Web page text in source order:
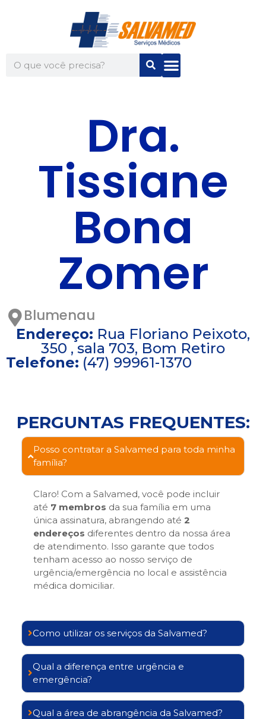
Dra.
Tissiane
Bona
Zomer
Blumenau
Endereço: Rua Floriano Peixoto,
350 , sala 703, Bom Retiro
Telefone: (47) 99961-1370
PERGUNTAS FREQUENTES:
Posso contratar a Salvamed para toda minha
família?
Claro! Com a Salvamed, você pode incluir
até 7 membros da sua família em uma
única assinatura, abrangendo até 2
endereços diferentes dentro da nossa área
de atendimento. Isso garante que todos
tenham acesso ao nosso serviço de
urgência/emergência no local e assistência
médica domiciliar.
Como utilizar os serviços da Salvamed?
Qual a diferença entre urgência e
emergência?
Qual a área de abrangência da Salvamed?